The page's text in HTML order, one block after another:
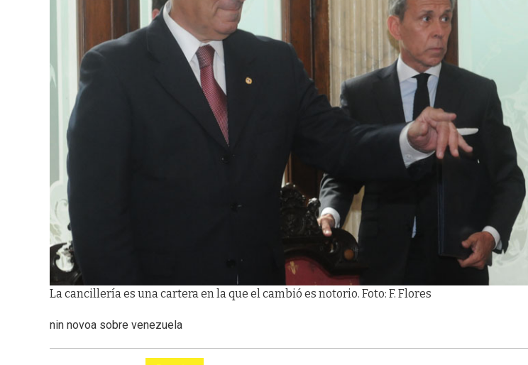
La cancillería es una cartera en la que el cambió es notorio. Foto: F. Flores
nin novoa sobre venezuela